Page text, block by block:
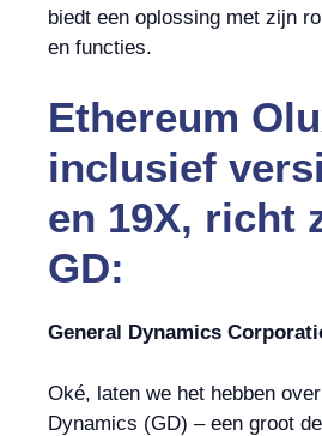
biedt een oplossing met zijn
en functies.
Ethereum
inclusief
en 19X, richt
GD:
General Dynamics
Oké, laten we het hebben
Dynamics (GD) – een groot